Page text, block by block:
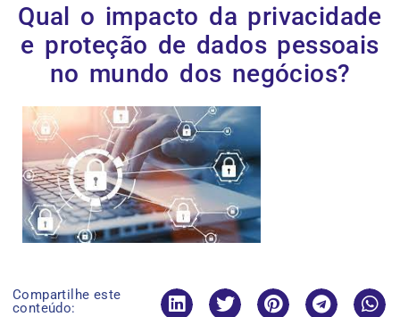
Qual o impacto da privacidade
e proteção de dados pessoais
no mundo dos negócios?
Compartilhe este
conteúdo: